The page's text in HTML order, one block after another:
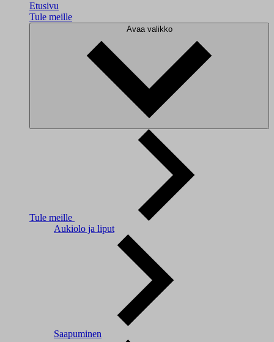
Etusivu
Tule meille
Avaa valikko
Tule meille
Aukiolo ja liput
Saapuminen